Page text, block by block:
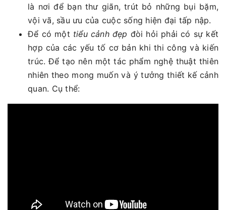
là nơi để bạn thư giãn, trút bỏ những bụi bặm,
vội vã, sầu ưu của cuộc sống hiện đại tấp nập.
Để có một tiểu cảnh đẹp đòi hỏi phải có sự kết
hợp của các yếu tố cơ bản khi thi công và kiến
trúc. Để tạo nên một tác phẩm nghệ thuật thiên
nhiên theo mong muốn và ý tưởng thiết kế cảnh
quan. Cụ thể: